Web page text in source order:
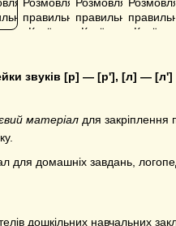
звуків [р] — [р'], [л] — [л']
матеріал для закріплення
для домашніх завдань,
дошкільних навчальних